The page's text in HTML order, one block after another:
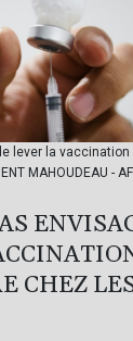
lever la
MAHOUDEAU -
CHEZ